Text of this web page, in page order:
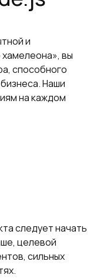
и
вы
способного
Наши
на каждом
следует начать
целевой
сильных